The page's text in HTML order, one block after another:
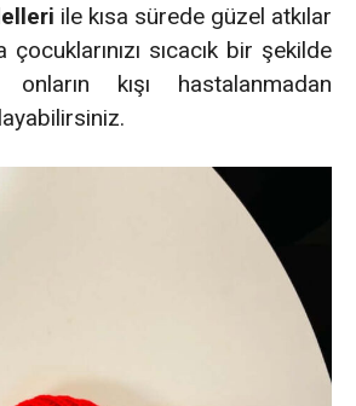
ile kısa sürede güzel atkılar
sıcacık bir şekilde
kışı hastalanmadan